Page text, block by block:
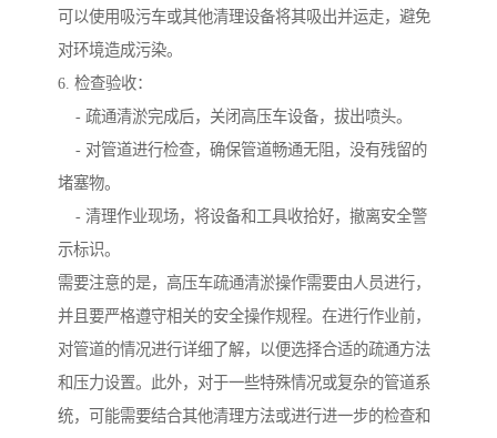
可以使用吸污车或其他清理设备将其吸出并运走，避免
对环境造成污染。
6. 检查验收：
- 疏通清淤完成后，关闭高压车设备，拔出喷头。
- 对管道进行检查，确保管道畅通无阻，没有残留的
堵塞物。
- 清理作业现场，将设备和工具收拾好，撤离安全警
示标识。
需要注意的是，高压车疏通清淤操作需要由人员进行，
并且要严格遵守相关的安全操作规程。在进行作业前，
对管道的情况进行详细了解，以便选择合适的疏通方法
和压力设置。此外，对于一些特殊情况或复杂的管道系
统，可能需要结合其他清理方法或进行进一步的检查和